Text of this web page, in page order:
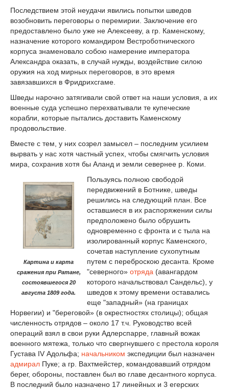
Последствием этой неудачи явились по­пытки шведов
возобновить переговоры о перемирии. Заключение его
предоставлено было уже не Алексееву, а гр. Каменскому,
назначение которого командиром Вестроботнического
корпуса знаменовало собою намерение императора
Александра оказать, в случай нужды, воздействие силою
оружия на ход мирных переговоров, в это время
завязавшихся в Фридрихсгаме.
Шведы нарочно затягивали свой ответ на наши условия, а их
военные суда успеш­но перехватывали те купеческие
корабли, которые пы­тались доставить Каменскому
продовольствие.
Вместе с тем, у них созрел замысел – последним усилием
вырвать у нас хотя част­ный успех, чтобы смягчить условия
мира, сохранив хотя бы Аланд и земли севернее р. Коми.
Картина и карта
сражения при Ратане,
состоявшегося 20
августа 1809 года.
Пользуясь полною свободой
передвижений в Ботнике, шведы
решились на следующий план. Все
оставшиеся в их распоряжении силы
предпо­ложено было обрушить
одновременно с фронта и с тыла на
изолированный корпус Каменского,
сочетав наступление сухопутным
путем с переброскою десанта. Кроме
"северного» отряда (авангардом
которого начальствовал Сандельс), у
шведов к этому времени оставались
еще "западный» (на границах
Норвегии) и "береговой» (в окрестностях столицы); общая
численность отрядов – около 17 т.ч. Руководство всей
операций взял в свои руки Адлерспарре, главный вожак
военного мятежа, только что свергнувшего с престола короля
Густа­ва IV Адольфа; начальником экспедиции был назначен
адмирал Пуке; а гр. Вахтмейстер, командовавший отрядом
берег, обороны, поставлен был во главе десантного корпуса.
В последний было назначе­но 17 линейных и 3 егерских